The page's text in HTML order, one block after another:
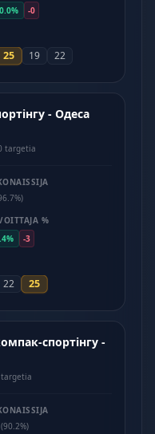
-0
25 19 22
- Одеса
targetia
%
-3
22 25
спортінгу -
targetia
(90.2%)